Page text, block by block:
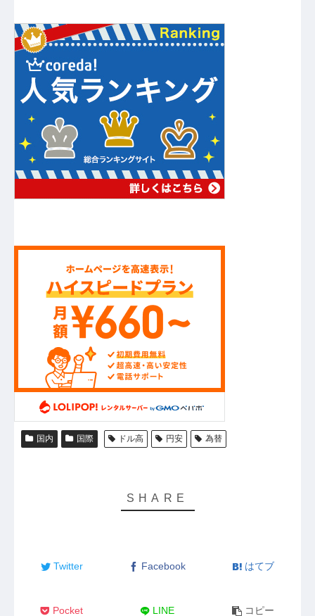
国内 国際 ドル高 円安 為替
Twitter Facebook はてブ
Pocket LINE コピー